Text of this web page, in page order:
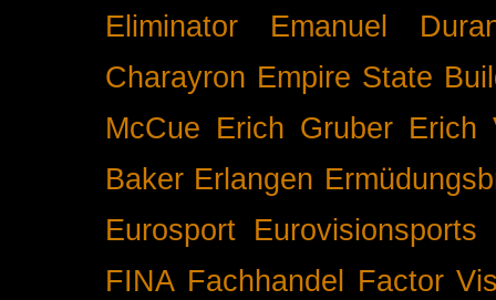
Eliminator
Emanuel
Charayron Empire State
McCue Erich Gruber Erich
Baker Erlangen
Eurosport Eurovisionsports
FINA Fachhandel Factor